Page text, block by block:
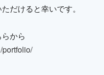
だけると幸いです。
から
portfolio/